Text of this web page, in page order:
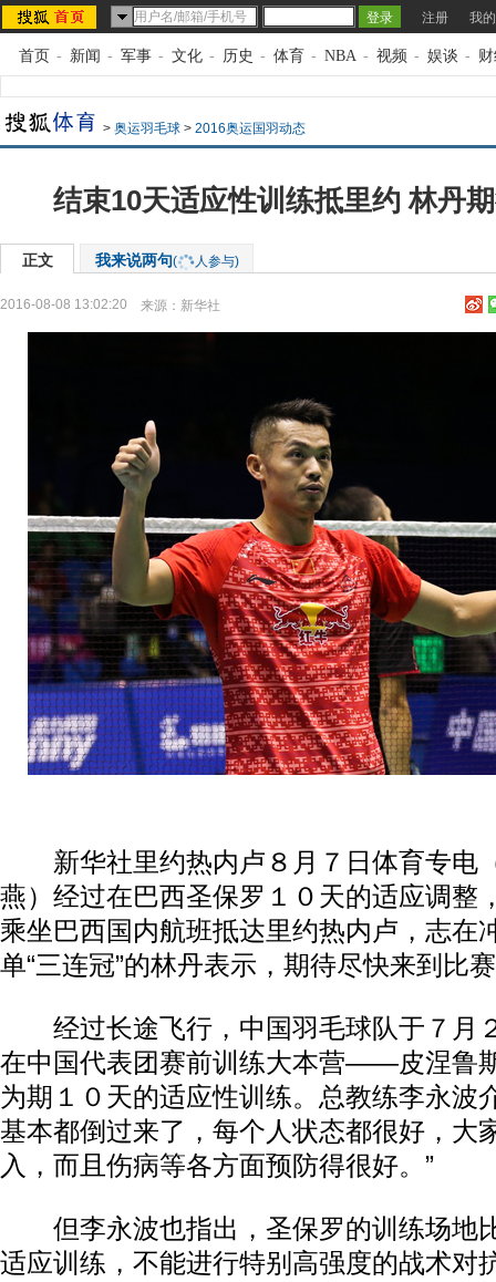
注册 我
首页 - 新闻 - 军事 - 文化 - 历史 - 体育 - NBA - 视频 - 娱谈 -
> 奥运羽毛球 > 2016奥运国羽动态
结束10天适应性训练抵里约 林丹
正文 我来说两句( 人参与)
2016-08-08 13:02:20 来源： 新华社
新华社里约热内卢８月７日体育专电
燕）经过在巴西圣保罗１０天的适应调整
乘坐巴西国内航班抵达里约热内卢，志在
单“三连冠”的林丹表示，期待尽快来到比
经过长途飞行，中国羽毛球队于７月
在中国代表团赛前训练大本营——皮涅鲁
为期１０天的适应性训练。总教练李永波
基本都倒过来了，每个人状态都很好，大
入，而且伤病等各方面预防得很好。”
但李永波也指出，圣保罗的训练场地
适应训练，不能进行特别高强度的战术对